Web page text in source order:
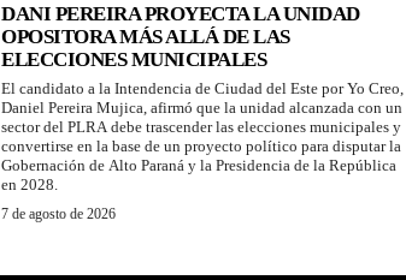
DANI PEREIRA PROYECTA LA UNIDAD
OPOSITORA MÁS ALLÁ DE LAS
ELECCIONES MUNICIPALES
El candidato a la Intendencia de Ciudad del Este por Yo Creo,
Daniel Pereira Mujica, afirmó que la unidad alcanzada con un
sector del PLRA debe trascender las elecciones municipales y
convertirse en la base de un proyecto político para disputar la
Gobernación de Alto Paraná y la Presidencia de la República
en 2028.
7 de agosto de 2026